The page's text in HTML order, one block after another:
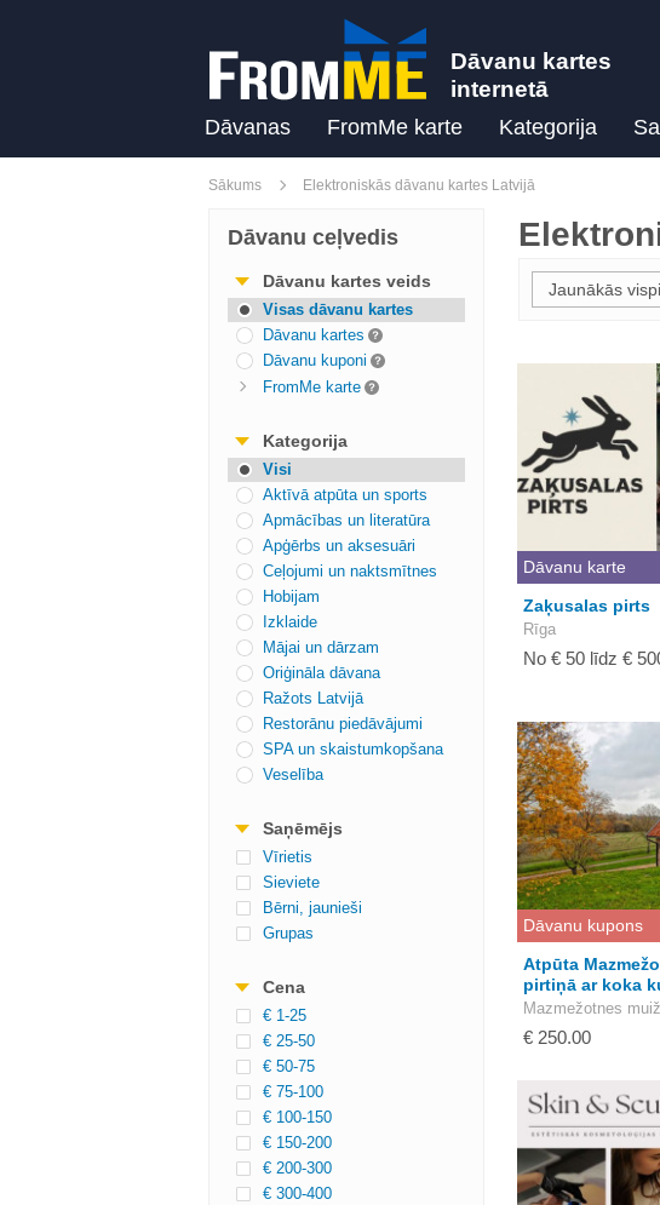
Dāvanu kartes
internetā
Dāvanas FromMe karte Kategorija
Sākums Elektroniskās dāvanu kartes Latvijā
Dāvanu ceļvedis
Dāvanu kartes veids
Visas dāvanu kartes
Dāvanu kartes
Dāvanu kuponi
FromMe karte
Kategorija
Visi
Aktīvā atpūta un sports
Apmācības un literatūra
Apģērbs un aksesuāri
Ceļojumi un naktsmītnes
Hobijam
Izklaide
Mājai un dārzam
Oriģināla dāvana
Ražots Latvijā
Restorānu piedāvājumi
SPA un skaistumkopšana
Veselība
Saņēmējs
Vīrietis
Sieviete
Bērni, jaunieši
Grupas
Cena
€ 1-25
€ 25-50
€ 50-75
€ 75-100
€ 100-150
€ 150-200
€ 200-300
€ 300-400
Jaunākās
Dāvanu karte
Zaķusalas pirts
Rīga
No € 50 līdz €
Dāvanu kupons
Atpūta
pirtiņā ar koka
Mazmežotnes
€ 250.00